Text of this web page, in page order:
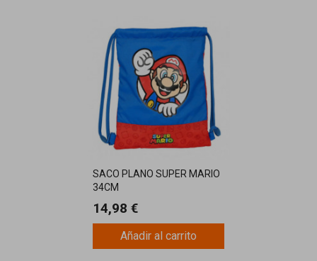
SACO PLANO SUPER MARIO
34CM
14,98 €
Añadir al carrito